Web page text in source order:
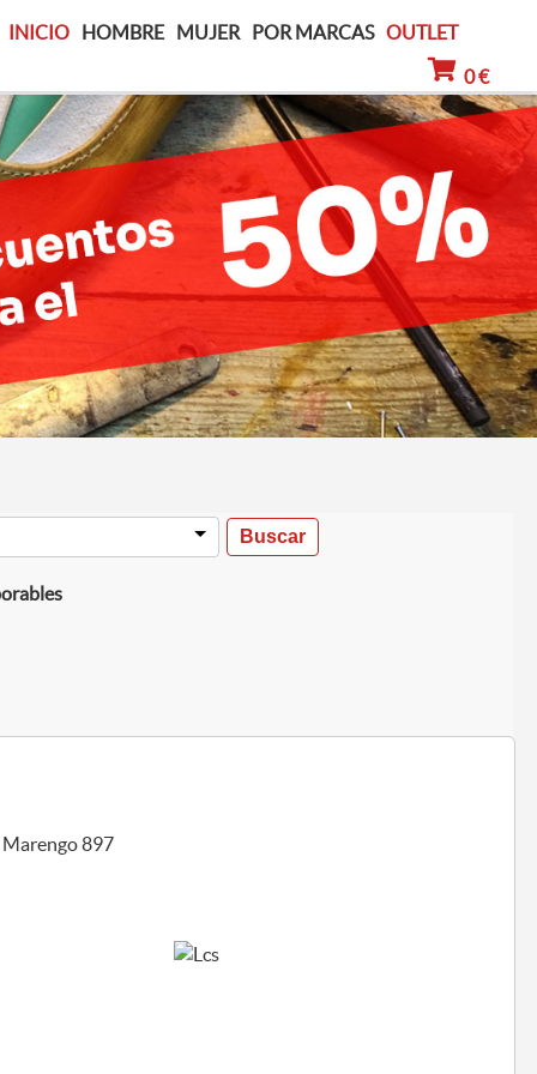
INICIO HOMBRE MUJER POR MARCAS OUTLET
0 €
897